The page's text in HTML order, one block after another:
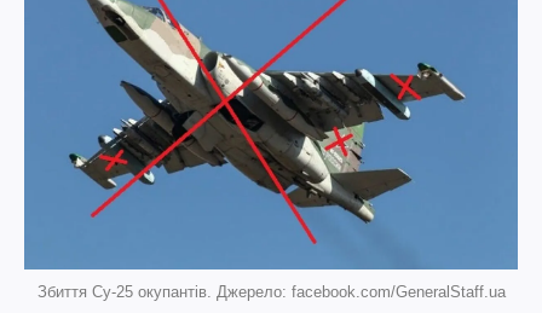
Збиття Су-25 окупантів. Джерело: facebook.com/GeneralStaff.ua